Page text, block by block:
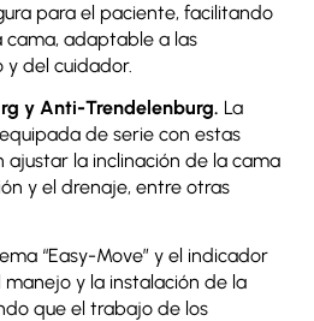
para el paciente, facilitando
cama, adaptable a las
y del cuidador.
y Anti-Trendelenburg. La
de serie con estas
ajustar la inclinación de la cama
y el drenaje, entre otras
“Easy-Move” y el indicador
y la instalación de la
que el trabajo de los